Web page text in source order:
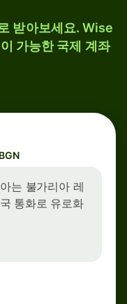
받아보세요. Wise
가능한 국제 계좌
는 불가리아 레
통화로 유로화